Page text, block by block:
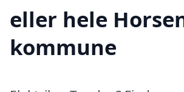
eller hele
kommune